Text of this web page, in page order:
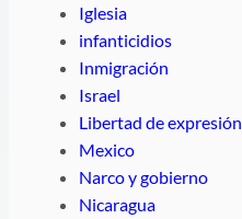
Iglesia
infanticidios
Inmigración
Israel
Libertad de expresión
Mexico
Narco y gobierno
Nicaragua